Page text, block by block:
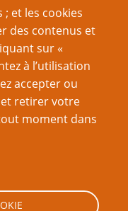
et les cookies
des contenus et
sur «
à l’utilisation
accepter ou
retirer votre
moment dans
au jeu de rôle?
partie